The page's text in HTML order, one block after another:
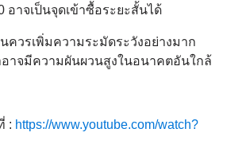
อาจเป็นจุดเข้าซื้อระยะสั้นได้
ควรเพิ่มความระมัดระวังอย่างมาก
อาจมีความผันผวนสูงในอนาคตอันใกล้
: https://www.youtube.com/watch?